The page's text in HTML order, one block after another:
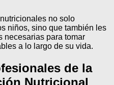
no solo
niños, sino que también les
necesarias para tomar
a lo largo de su vida.
de la